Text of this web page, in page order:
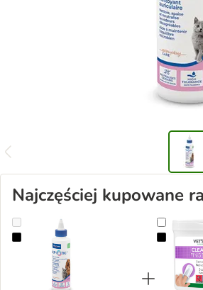
Najczęściej kupowane
Virbac Epiotic, środek do czyszczenia
Vet's